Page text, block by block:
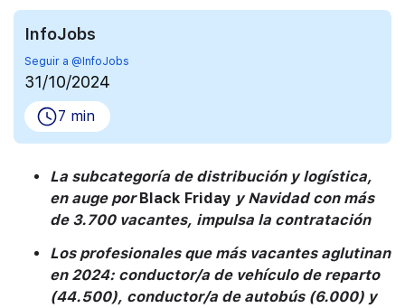
InfoJobs
Seguir a @InfoJobs
31/10/2024
7 min
La subcategoría de distribución y logística,
en auge por Black Friday y Navidad con más
de 3.700 vacantes, impulsa la contratación
Los profesionales que más vacantes aglutinan
en 2024: conductor/a de vehículo de reparto
(44.500), conductor/a de autobús (6.000) y